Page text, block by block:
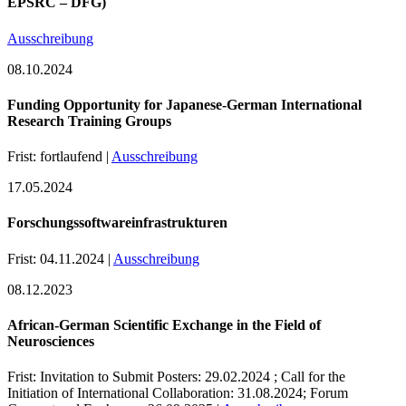
Ausschreibung
08.10.2024
Funding Opportunity for Japanese-German International
Research Training Groups
Frist: fortlaufend | Ausschreibung
17.05.2024
Forschungssoftwareinfrastrukturen
Frist: 04.11.2024 | Ausschreibung
08.12.2023
African-German Scientific Exchange in the Field of
Neurosciences
Frist: Invitation to Submit Posters: 29.02.2024 ; Call for the
Initiation of International Collaboration: 31.08.2024; Forum